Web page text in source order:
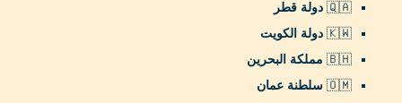
1. الإمارات العربية المتحدة 🇦🇪
2. المملكة العربية السعودية 🇸🇦
3. دولة قطر 🇶🇦
🇶🇦 دولة قطر
🇰🇼 دولة الكويت
🇧🇭 مملكة البحرين
🇴🇲 سلطنة عمان